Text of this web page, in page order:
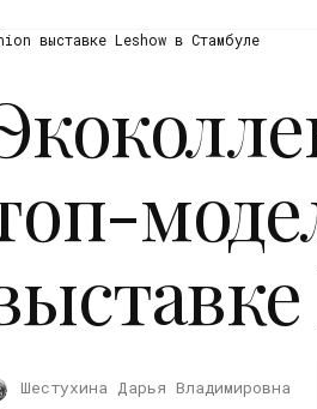
выставке Leshow в Стамбуле
Шестухина Дарья Владимировна